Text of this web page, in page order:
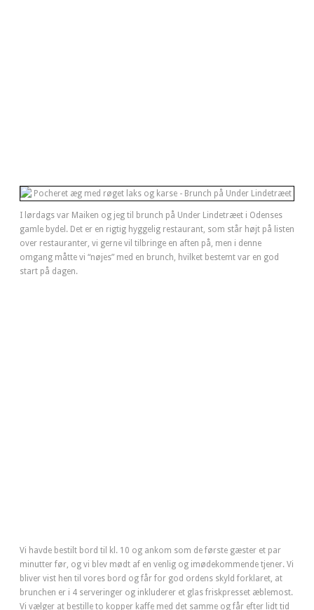
I lørdags var Maiken og jeg til brunch på Under Lindetræet i Odenses
gamle bydel. Det er en rigtig hyggelig restaurant, som står højt på listen
over restauranter, vi gerne vil tilbringe en aften på, men i denne
omgang måtte vi “nøjes” med en brunch, hvilket bestemt var en god
start på dagen.
Vi havde bestilt bord til kl. 10 og ankom som de første gæster et par
minutter før, og vi blev mødt af en venlig og imødekommende tjener. Vi
bliver vist hen til vores bord og får for god ordens skyld forklaret, at
brunchen er i 4 serveringer og inkluderer et glas friskpresset æblemost.
Vi vælger at bestille to kopper kaffe med det samme og får efter lidt tid